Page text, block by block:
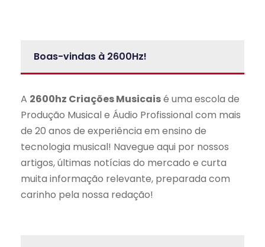
Boas-vindas à 2600Hz!
A 2600hz Criações Musicaisé uma escola de
Produção Musical e Áudio Profissional com mais
de 20 anos de experiência em ensino de
tecnologia musical! Navegue aqui por nossos
artigos, últimas notícias do mercado e curta
muita informação relevante, preparada com
carinho pela nossa redação!